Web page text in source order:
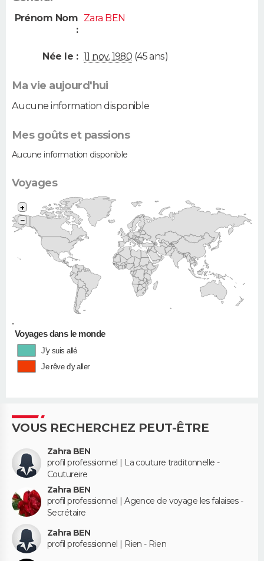
Prénom Nom
:
Zara BEN
Née le : 11 nov. 1980 (45 ans)
Ma vie aujourd'hui
Aucune information disponible
Mes goûts et passions
Aucune information disponible
Voyages
•
+
−
Voyages dans le monde
J'y suis allé
Je rêve d'y aller
VOUS RECHERCHEZ PEUT-ÊTRE
Zahra BEN
profil professionnel | La couture traditonnelle -
Coutureire
Zahra BEN
profil professionnel | Agence de voyage les falaises -
Secrétaire
Zahra BEN
profil professionnel | Rien - Rien